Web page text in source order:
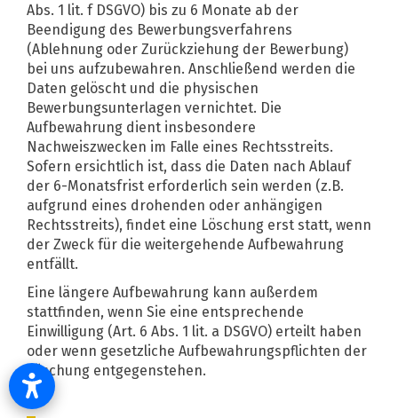
Abs. 1 lit. f DSGVO) bis zu 6 Monate ab der
Beendigung des Bewerbungsverfahrens
(Ablehnung oder Zurückziehung der Bewerbung)
bei uns aufzubewahren. Anschließend werden die
Daten gelöscht und die physischen
Bewerbungsunterlagen vernichtet. Die
Aufbewahrung dient insbesondere
Nachweiszwecken im Falle eines Rechtsstreits.
Sofern ersichtlich ist, dass die Daten nach Ablauf
der 6-Monatsfrist erforderlich sein werden (z.B.
aufgrund eines drohenden oder anhängigen
Rechtsstreits), findet eine Löschung erst statt, wenn
der Zweck für die weitergehende Aufbewahrung
entfällt.
Eine längere Aufbewahrung kann außerdem
stattfinden, wenn Sie eine entsprechende
Einwilligung (Art. 6 Abs. 1 lit. a DSGVO) erteilt haben
oder wenn gesetzliche Aufbewahrungspflichten der
Löschung entgegenstehen.